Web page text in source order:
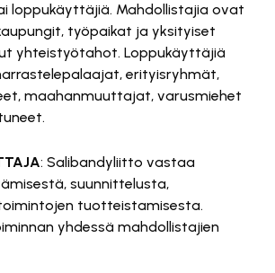
loppukäyttäjiä. Mahdollistajia ovat
työpaikat ja yksityiset
yhteistyötahot. Loppukäyttäjiä
erityisryhmät,
maahanmuuttajat, varusmiehet
: Salibandyliitto vastaa
suunnittelusta,
tuotteistamisesta.
yhdessä mahdollistajien